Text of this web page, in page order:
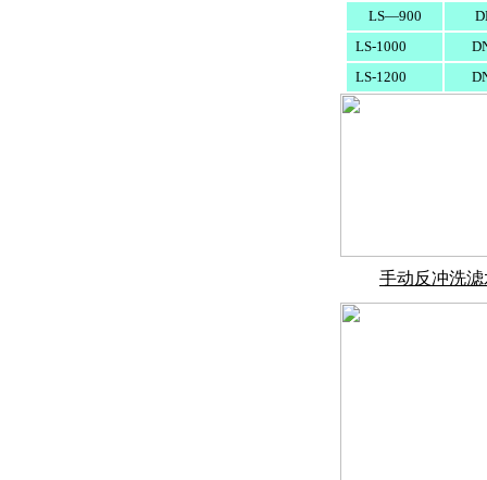
LS—900
LS-1000
LS-1200
手动反冲洗